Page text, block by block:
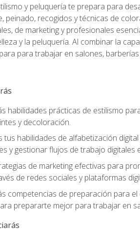
y peluquería te prepara para
peinado, recogidos y técnicas de
de marketing y profesionales
y la peluquería. Al combinar la
para trabajar en salones,
habilidades prácticas de estilismo
y decoloración.
tus habilidades de alfabetización
y gestionar flujos de trabajo
de marketing efectivas para
de redes sociales y plataformas
competencias de preparación para
prepararte mejor para trabajar en